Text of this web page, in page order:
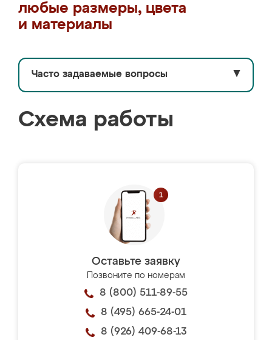
любые размеры, цвета
и материалы
Часто задаваемые вопросы ▼
Схема работы
Оставьте заявку
Позвоните по номерам
8 (800) 511-89-55
8 (495) 665-24-01
8 (926) 409-68-13